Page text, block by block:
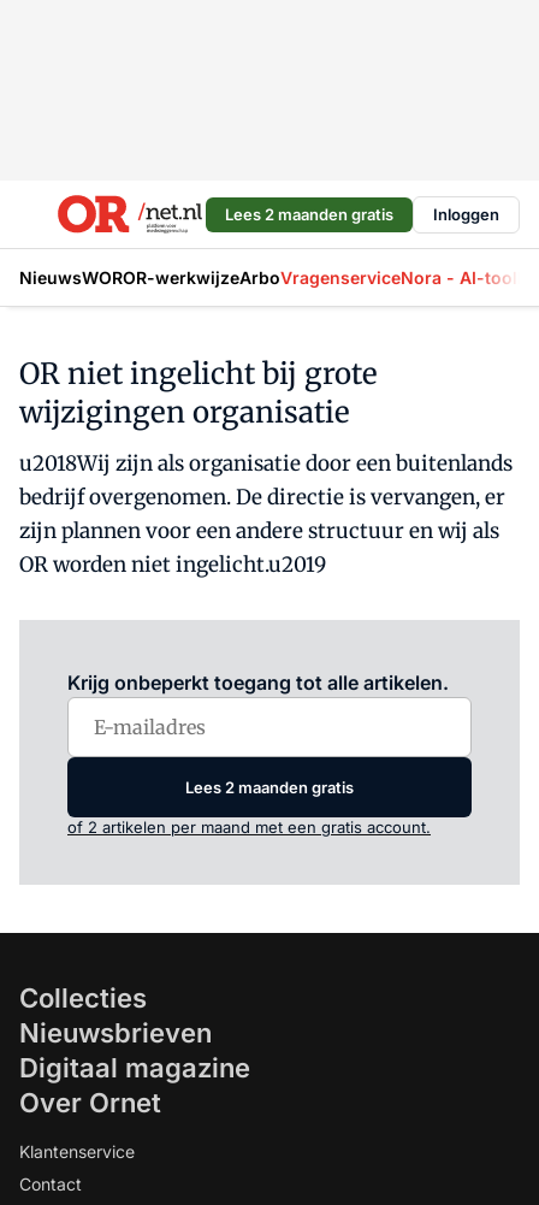
Lees 2 maanden gratis Inloggen
NieuwsWOROR-werkwijzeArboVragenserviceNora - AI-tool
OR niet ingelicht bij grote
wijzigingen organisatie
u2018Wij zijn als organisatie door een buitenlands
bedrijf overgenomen. De directie is vervangen, er
zijn plannen voor een andere structuur en wij als
OR worden niet ingelicht.u2019
Krijg onbeperkt toegang tot alle artikelen.
Lees 2 maanden gratis
of 2 artikelen per maand met een gratis account.
Collecties
Nieuwsbrieven
Digitaal magazine
Over Ornet
Klantenservice
Contact